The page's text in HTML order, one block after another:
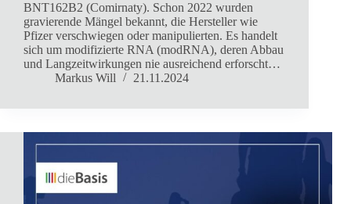
BNT162B2 (Comirnaty). Schon 2022 wurden
gravierende Mängel bekannt, die Hersteller wie
Pfizer verschwiegen oder manipulierten. Es handelt
sich um modifizierte RNA (modRNA), deren Abbau
und Langzeitwirkungen nie ausreichend erforscht…
Markus Will
21.11.2024